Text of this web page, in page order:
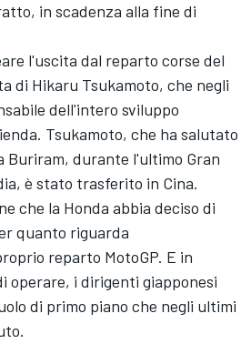
in scadenza alla fine di
l'uscita dal reparto corse del
di Hikaru Tsukamoto, che negli
dell'intero sviluppo
Tsukamoto, che ha salutato
Buriram, durante l'ultimo Gran
è stato trasferito in Cina.
che la Honda abbia deciso di
quanto riguarda
reparto MotoGP. E in
operare, i dirigenti giapponesi
di primo piano che negli ultimi